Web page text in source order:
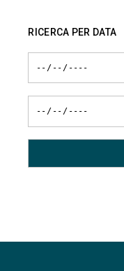
RICERCA PER DATA